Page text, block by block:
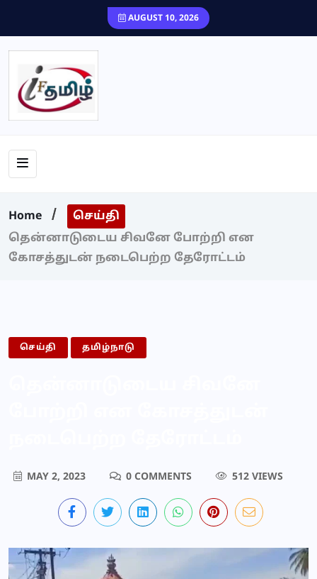
AUGUST 10, 2026
Home
செய்தி
தென்னாடுடைய சிவனே போற்றி என
கோசத்துடன் நடைபெற்ற தேரோட்டம்
செய்தி தமிழ்நாடு
MAY 2, 2023 0 COMMENTS 512 VIEWS